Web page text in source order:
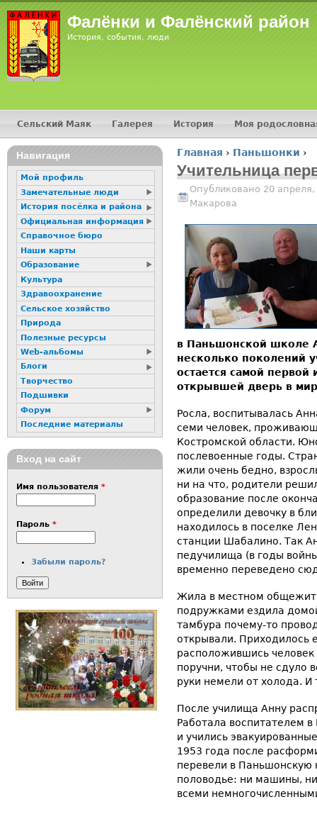
Фалёнки и Фалёнский район
История, события, люди
Вы здесь
Главная › Паньшонки ›
Учительница
Опубликовано 20
Макарова
в Паньшонской школе
несколько поколений
остается самой
открывшей дверь в
Росла, воспитывалась
семи человек,
Костромской области.
послевоенные годы.
жили очень бедно,
ни на что, родители
образование после
определили девочку в
находилось в поселке
станции Шабалино. Так
педучилища (в годы
временно переведено
Жила в местном
подружками ездила
тамбура почему-то
открывали. Приходилось
расположившись
поручни, чтобы не сдуло
руки немели от холода. И
После училища Анну
Работала воспитателем
и учились
1953 года после
перевели в Паньшонскую
половодье: ни машины,
всеми
Главное меню
Сельский Маяк Галерея История Моя
16+
Навигация
Мой профиль
Замечательные люди
История посёлка и района
Официальная информация
Справочное бюро
Наши карты
Образование
Культура
Здравоохранение
Сельское хозяйство
Природа
Полезные ресурсы
Web-альбомы
Блоги
Творчество
Подшивки
Форум
Последние материалы
Вход на сайт
Имя пользователя *
Пароль *
Забыли пароль?